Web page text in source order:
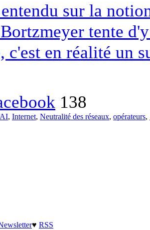
sur la
tente
c'est en réalité un
138
, Internet, Neutralité des réseaux, opérateurs,
♥ RSS